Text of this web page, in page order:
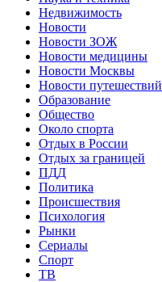
Недвижимость
Новости
Новости ЗОЖ
Новости медицины
Новости Москвы
Новости путешествий
Образование
Общество
Около спорта
Отдых в России
Отдых за границей
ПДД
Политика
Происшествия
Психология
Рынки
Сериалы
Спорт
ТВ